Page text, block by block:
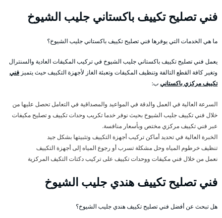
فني تصليح تكييف باكستاني جليب الشيوخ
ما هي الخدمات التي يوفرها فني تصليح تكييف باكستاني جليب الشيوخ؟
يعمل فني تصليح تكييف باكستاني جليب الشيوخ في تركيب المكيفات العادية والسنترال
وتغير كافة القطع التالفة وتنظيف المكيفات وتعبئة الغاز لأجهزة التكييف حيث يتميز فني
تكييف مركزي باكستانيب:
السرعة العالية في العمل والدقة في المواعيد والمصداقية في التعامل تحصل عليها من
خلال فني تكييف جليب الشيوخ بحيث نوفر خدما تكريب وحدات تكييف و تصليح مكيفات
عبر فني تكييف مركزي مختص وبأسعار منافسة.
الخبرة العالية في تحديد أماكن تركيب أجهزة التكييف وتثبيتها بشكل جيد
تنظيف خرطوم المياه وحل مشكلة تسرب أو رجوع المياه إلى أجهزة التكييف
نعمل من خلال فني مكيفات ووحدات تكييف على تركيب دكتات التكيف المركزية
فني تصليح تكييف هندي جليب الشيوخ
هل تبحث عن أفضل فني تصليح تكييف هندي جليب الشيوخ؟